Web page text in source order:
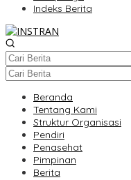
Indeks Berita
Beranda
Tentang Kami
Struktur Organisasi
Pendiri
Penasehat
Pimpinan
Berita